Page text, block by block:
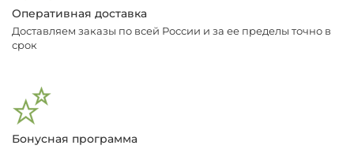
Оперативная доставка
Доставляем заказы по всей России и за ее пределы точно в
срок
Бонусная программа